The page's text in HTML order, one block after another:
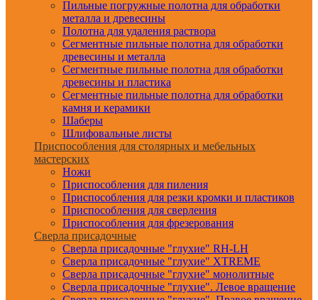
Пильные погружные полотна для обработки
металла и древесины
Полотна для удаления раствора
Сегментные пильные полотна для обработки
древесины и металла
Сегментные пильные полотна для обработки
древесины и пластика
Сегментные пильные полотна для обработки
камня и керамики
Шаберы
Шлифовальные листы
Приспособления для столярных и мебельных
мастерских
Ножи
Приспособления для пиления
Приспособления для резки кромки и пластиков
Приспособления для сверления
Приспособления для фрезерования
Сверла присадочные
Сверла присадочные "глухие" RH-LH
Сверла присадочные "глухие" XTREME
Сверла присадочные "глухие" монолитные
Сверла присадочные "глухие". Левое вращение